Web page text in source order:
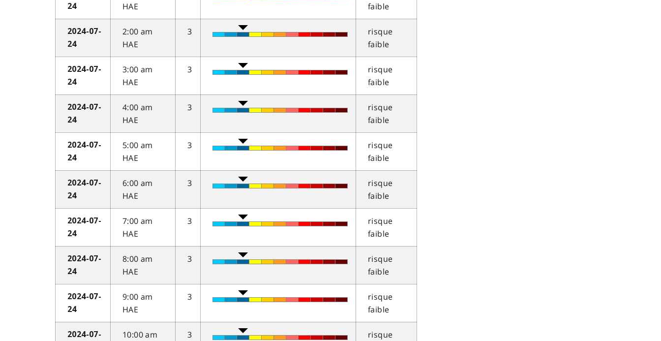
24
HAE
faible
2024-07-
24
2:00 am
HAE
3
risque
faible
2024-07-
24
3:00 am
HAE
3
risque
faible
2024-07-
24
4:00 am
HAE
3
risque
faible
2024-07-
24
5:00 am
HAE
3
risque
faible
2024-07-
24
6:00 am
HAE
3
risque
faible
2024-07-
24
7:00 am
HAE
3
risque
faible
2024-07-
24
8:00 am
HAE
3
risque
faible
2024-07-
24
9:00 am
HAE
3
risque
faible
2024-07-
10:00 am
3
risque